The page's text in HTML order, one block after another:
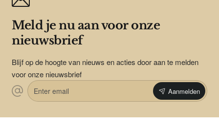
Meld je nu aan voor onze
nieuwsbrief
Blijf op de hoogte van nieuws en acties door aan te melden
voor onze nieuwsbrief
Enter
email
Aanmelden